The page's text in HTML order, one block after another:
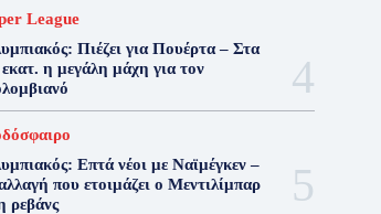
League
Πιέζει για Πουέρτα – Στα
η μεγάλη μάχη για τον
Επτά νέοι με Ναϊμέγκεν –
που ετοιμάζει ο Μεντιλίμπαρ
ρεβάνς